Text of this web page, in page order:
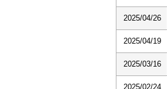
2025/04/26
2025/04/19
2025/03/16
2025/02/24